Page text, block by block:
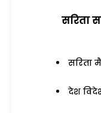
सरिता
सरिता
देश